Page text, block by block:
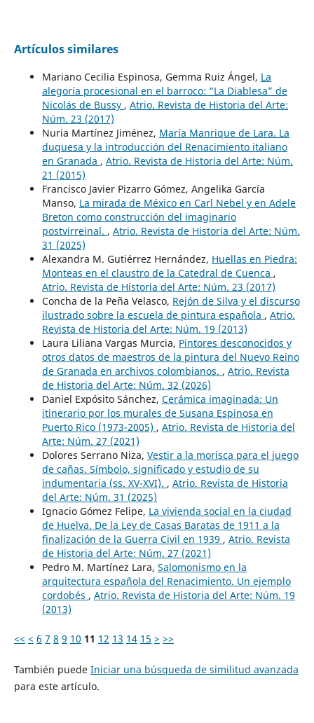
Artículos similares
Mariano Cecilia Espinosa, Gemma Ruiz Ángel, La
alegoría procesional en el barroco: “La Diablesa” de
Nicolás de Bussy , Atrio. Revista de Historia del Arte:
Núm. 23 (2017)
Nuria Martínez Jiménez, María Manrique de Lara. La
duquesa y la introducción del Renacimiento italiano
en Granada , Atrio. Revista de Historia del Arte: Núm.
21 (2015)
Francisco Javier Pizarro Gómez, Angelika García
Manso, La mirada de México en Carl Nebel y en Adele
Breton como construcción del imaginario
postvirreinal. , Atrio. Revista de Historia del Arte: Núm.
31 (2025)
Alexandra M. Gutiérrez Hernández, Huellas en Piedra:
Monteas en el claustro de la Catedral de Cuenca ,
Atrio. Revista de Historia del Arte: Núm. 23 (2017)
Concha de la Peña Velasco, Rejón de Silva y el discurso
ilustrado sobre la escuela de pintura española , Atrio.
Revista de Historia del Arte: Núm. 19 (2013)
Laura Liliana Vargas Murcia, Pintores desconocidos y
otros datos de maestros de la pintura del Nuevo Reino
de Granada en archivos colombianos. , Atrio. Revista
de Historia del Arte: Núm. 32 (2026)
Daniel Expósito Sánchez, Cerámica imaginada: Un
itinerario por los murales de Susana Espinosa en
Puerto Rico (1973-2005) , Atrio. Revista de Historia del
Arte: Núm. 27 (2021)
Dolores Serrano Niza, Vestir a la morisca para el juego
de cañas. Símbolo, significado y estudio de su
indumentaria (ss. XV-XVI). , Atrio. Revista de Historia
del Arte: Núm. 31 (2025)
Ignacio Gómez Felipe, La vivienda social en la ciudad
de Huelva. De la Ley de Casas Baratas de 1911 a la
finalización de la Guerra Civil en 1939 , Atrio. Revista
de Historia del Arte: Núm. 27 (2021)
Pedro M. Martínez Lara, Salomonismo en la
arquitectura española del Renacimiento. Un ejemplo
cordobés , Atrio. Revista de Historia del Arte: Núm. 19
(2013)
<< < 6 7 8 9 10 11 12 13 14 15 > >>
También puede Iniciar una búsqueda de similitud avanzada
para este artículo.